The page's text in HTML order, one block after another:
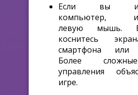
Если вы
компьютер,
левую мышь.
коснитесь
смартфона или
Более
управления
игре.